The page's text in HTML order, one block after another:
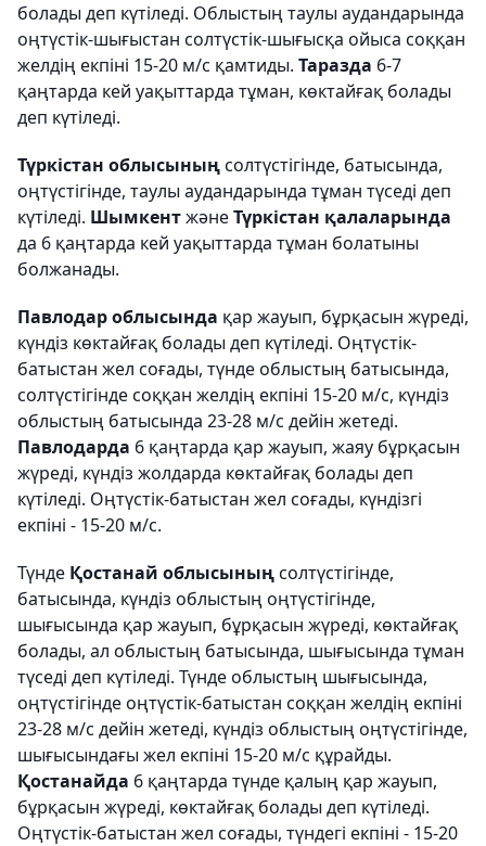
болады деп күтіледі. Облыстың таулы аудандарында
оңтүстік-шығыстан солтүстік-шығысқа ойыса соққан
желдің екпіні 15-20 м/с қамтиды. Таразда 6-7
қаңтарда кей уақыттарда тұман, көктайғақ болады
деп күтіледі.
Түркістан облысыныңсолтүстігінде, батысында,
оңтүстігінде, таулы аудандарында тұман түседі деп
күтіледі. ШымкентжәнеТүркістан қалаларында
да 6 қаңтарда кей уақыттарда тұман болатыны
болжанады.
Павлодар облысында қар жауып, бұрқасын жүреді,
күндіз көктайғақ болады деп күтіледі. Оңтүстік-
батыстан жел соғады, түнде облыстың батысында,
солтүстігінде соққан желдің екпіні 15-20 м/с, күндіз
облыстың батысында 23-28 м/с дейін жетеді.
Павлодарда 6 қаңтарда қар жауып, жаяу бұрқасын
жүреді, күндіз жолдарда көктайғақ болады деп
күтіледі. Оңтүстік-батыстан жел соғады, күндізгі
екпіні - 15-20 м/с.
Түнде Қостанай облысыныңсолтүстігінде,
батысында, күндіз облыстың оңтүстігінде,
шығысында қар жауып, бұрқасын жүреді, көктайғақ
болады, ал облыстың батысында, шығысында тұман
түседі деп күтіледі. Түнде облыстың шығысында,
оңтүстігінде оңтүстік-батыстан соққан желдің екпіні
23-28 м/с дейін жетеді, күндіз облыстың оңтүстігінде,
шығысындағы жел екпіні 15-20 м/с құрайды.
Қостанайда 6 қаңтарда түнде қалың қар жауып,
бұрқасын жүреді, көктайғақ болады деп күтіледі.
Оңтүстік-батыстан жел соғады, түндегі екпіні - 15-20